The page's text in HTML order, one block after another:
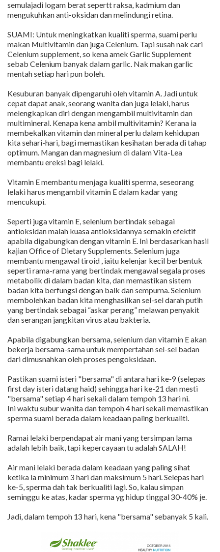
semulajadi logam berat sepertt raksa, kadmium dan
mengukuhkan anti-oksidan dan melindungi retina.
SUAMI: Untuk meningkatkan kualiti sperma, suami perlu
makan Multivitamin dan juga Celenium. Tapi susah nak cari
Celenium supplement, so kena amek Garlic Supplement
sebab Celenium banyak dalam garlic. Nak makan garlic
mentah setiap hari pun boleh.
Kesuburan banyak dipengaruhi oleh vitamin A. Jadi untuk
cepat dapat anak, seorang wanita dan juga lelaki, harus
melengkapkan diri dengan mengambil multivitamin dan
multimineral. Kenapa kena ambil multivitamin? Kerana ia
membekalkan vitamin dan mineral perlu dalam kehidupan
kita sehari-hari, bagi memastikan kesihatan berada di tahap
optimum. Mangan dan magnesium di dalam Vita-Lea
membantu ereksi bagi lelaki.
Vitamin E membantu menjaga kualiti sperma, seseorang
lelaki harus mengambil vitamin E dalam kadar yang
mencukupi.
Seperti juga vitamin E, selenium bertindak sebagai
antioksidan malah kuasa antioksidannya semakin efektif
apabila digabungkan dengan vitamin E. Ini berdasarkan hasil
kajian Office of Dietary Supplements. Selenium juga
membantu mengawal tiroid , iaitu kelenjar kecil berbentuk
seperti rama-rama yang bertindak mengawal segala proses
metabolik di dalam badan kita, dan memastikan sistem
badan kita berfungsi dengan baik dan sempurna. Selenium
membolehkan badan kita menghasilkan sel-sel darah putih
yang bertindak sebagai “askar perang” melawan penyakit
dan serangan jangkitan virus atau bakteria.
Apabila digabungkan bersama, selenium dan vitamin E akan
bekerja bersama-sama untuk mempertahan sel-sel badan
dari dimusnahkan oleh proses pengoksidaan.
Pastikan suami isteri "bersama" di antara hari ke-9 (selepas
first day isteri datang haid) sehingga hari ke-21 dan mesti
"bersama" setiap 4 hari sekali dalam tempoh 13 hari ni.
Ini waktu subur wanita dan tempoh 4 hari sekali memastikan
sperma suami berada dalam keadaan paling berkualiti.
Ramai lelaki berpendapat air mani yang tersimpan lama
adalah lebih baik, tapi kepercayaan tu adalah SALAH!
Air mani lelaki berada dalam keadaan yang paling sihat
ketika ia minimum 3 hari dan maksimum 5 hari. Selepas hari
ke-5, sperma dah tak berkualiti lagi. So, kalau simpan
seminggu ke atas, kadar sperma yg hidup tinggal 30-40% je.
Jadi, dalam tempoh 13 hari, kena "bersama" sebanyak 5 kali.